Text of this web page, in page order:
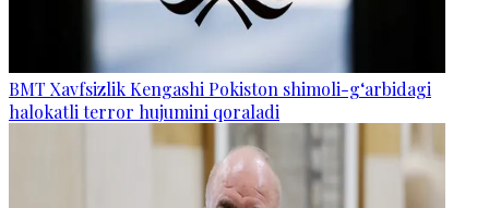
BMT Xavfsizlik Kengashi Pokiston shimoli-g‘arbidagi
halokatli terror hujumini qoraladi